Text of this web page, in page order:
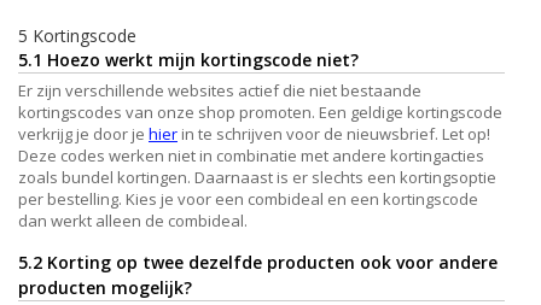
5 Kortingscode
5.1 Hoezo werkt mijn kortingscode niet?
Er zijn verschillende websites actief die niet bestaande
kortingscodes van onze shop promoten. Een geldige kortingscode
verkrijg je door je hier in te schrijven voor de nieuwsbrief. Let op!
Deze codes werken niet in combinatie met andere kortingacties
zoals bundel kortingen. Daarnaast is er slechts een kortingsoptie
per bestelling. Kies je voor een combideal en een kortingscode
dan werkt alleen de combideal.
5.2 Korting op twee dezelfde producten ook voor andere
producten mogelijk?